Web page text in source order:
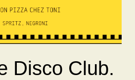
Disco Club.